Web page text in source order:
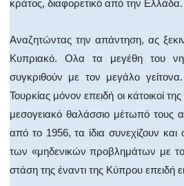
κράτος, διαφορετικό από την
Αναζητώντας την απάντηση, ας
Κυπριακό. Ολα τα μεγέθη του
συγκριθούν με τον μεγάλο
Τουρκίας μόνον επειδή οι κάτοικοί
μεσογειακό θαλάσσιο μέτωπό τους
από το 1956, τα ίδια συνεχίζουν
των «μηδενικών προβλημάτων με
στάση της έναντι της Κύπρου επειδή